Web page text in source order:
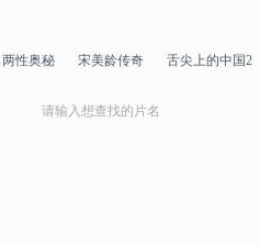
两性奥秘 宋美龄传奇 舌尖上的中国2